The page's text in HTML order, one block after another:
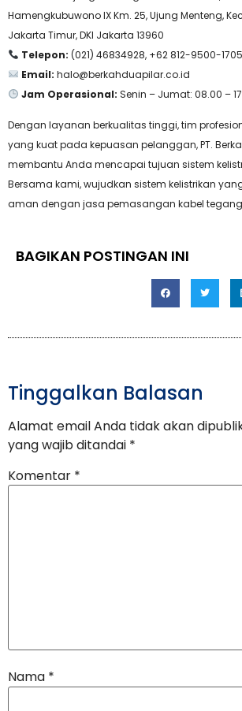
Hamengkubuwono IX Km. 25, Ujung Menteng,
Jakarta Timur, DKI Jakarta 13960
Telepon: (021) 46834928, +62 812-9500-1705
Email: halo@berkahduapilar.co.id
Jam Operasional: Senin – Jumat: 08.00 –
Dengan layanan berkualitas tinggi, tim
yang kuat pada kepuasan pelanggan, PT.
membantu Anda mencapai tujuan sistem
Bersama kami, wujudkan sistem kelistrikan
aman dengan jasa pemasangan kabel
BAGIKAN POSTINGAN INI
Tinggalkan Balasan
Alamat email Anda tidak akan
yang wajib ditandai *
Komentar *
Nama *